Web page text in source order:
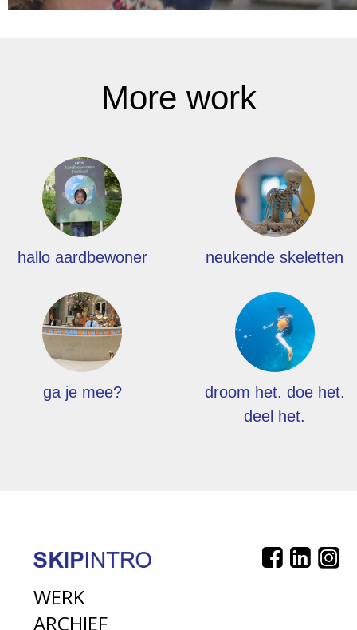
More work
hallo aardbewoner neukende skeletten
ga je mee?
droom het. doe het.
deel het.
WERK
ARCHIEF